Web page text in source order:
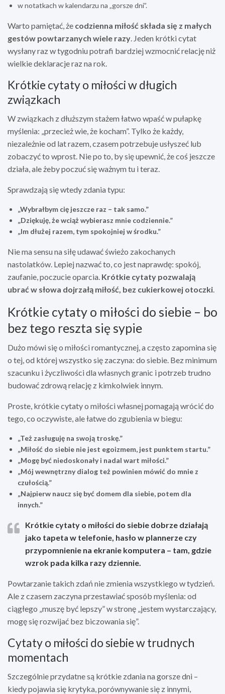
w notatkach w kalendarzu na „gorsze dni”.
Warto pamiętać, że codzienna miłość składa się z małych
gestów powtarzanych wiele razy . Jeden krótki cytat
wysłany raz w tygodniu potrafi bardziej wzmocnić relację niż
wielkie deklaracje raz na rok.
Krótkie cytaty o miłości w długich
związkach
W związkach z dłuższym stażem łatwo wpaść w pułapkę
myślenia: „przecież wie, że kocham”. Tylko że każdy,
niezależnie od lat razem, czasem potrzebuje usłyszeć lub
zobaczyć to wprost. Nie po to, by się upewnić, że coś jeszcze
działa, ale żeby poczuć się ważnym tu i teraz.
Sprawdzają się wtedy zdania typu:
„Wybrałbym cię jeszcze raz – tak samo.”
„Dziękuję, że wciąż wybierasz mnie codziennie.”
„Im dłużej razem, tym spokojniej w środku.”
Nie ma sensu na siłę udawać świeżo zakochanych
nastolatków. Lepiej nazwać to, co jest naprawdę: spokój,
zaufanie, poczucie oparcia. Krótkie cytaty pozwalają
ubrać w słowa dojrzałą miłość, bez cukierkowej otoczki
Krótkie cytaty o miłości do siebie – bo
bez tego reszta się sypie
Dużo mówi się o miłości romantycznej, a często zapomina się
o tej, od której wszystko się zaczyna: do siebie. Bez minimum
szacunku i życzliwości dla własnych granic i potrzeb trudno
budować zdrową relację z kimkolwiek innym.
Proste, krótkie cytaty o miłości własnej pomagają wrócić do
tego, co oczywiste, ale łatwe do zgubienia w biegu:
„Też zasługuję na swoją troskę.”
„Miłość do siebie nie jest egoizmem, jest punktem startu.”
„Mogę być niedoskonały i nadal wart miłości.”
„Mój wewnętrzny dialog też powinien mówić do mnie z
czułością.”
„Najpierw naucz się być domem dla siebie, potem dla
innych.”
Krótkie cytaty o miłości do siebie dobrze działają
jako tapeta w telefonie, hasło w plannerze czy
przypomnienie na ekranie komputera – tam, gdzie
wzrok pada kilka razy dziennie.
Powtarzanie takich zdań nie zmienia wszystkiego w tydzień.
Ale z czasem zaczyna przestawiać sposób myślenia: od
ciągłego „muszę być lepszy” w stronę „jestem wystarczający,
mogę się rozwijać bez biczowania się”.
Cytaty o miłości do siebie w trudnych
momentach
Szczególnie przydatne są krótkie zdania na gorsze dni –
kiedy pojawia się krytyka, porównywanie się z innymi,